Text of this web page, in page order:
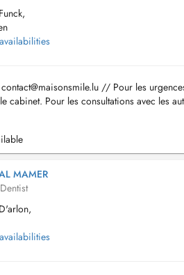
contact@maisonsmile.lu // Pour les
cabinet. Pour les consultations avec les
charge sous ME...
MAMER
Dentist